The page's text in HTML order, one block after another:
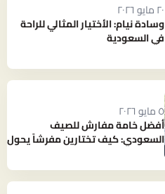
٢٠ مايو ٢٠٢٦
وسادة نيام: الأختيار المثالي للراحة
في السعودية
٥ مايو ٢٠٢٦
أفضل خامة مفارش للصيف
السعودي: كيف تختارين مفرشاً يحول